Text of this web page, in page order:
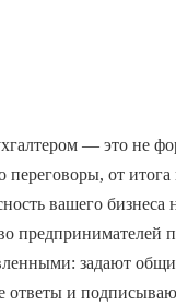
— это не
переговоры, от
вашего
предпринимателей
задают
ответы и